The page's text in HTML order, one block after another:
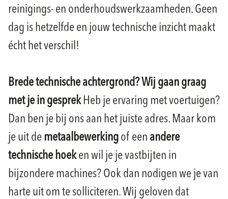
reinigings- en onderhoudswerkzaamheden. Geen
dag is hetzelfde en jouw technische inzicht maakt
écht het verschil!
Brede technische achtergrond? Wij gaan graag
met je in gesprekHeb je ervaring met voertuigen?
Dan ben je bij ons aan het juiste adres. Maar kom
je uit de metaalbewerking of een andere
technische hoeken wil je je vastbijten in
bijzondere machines? Ook dan nodigen we je van
harte uit om te solliciteren. Wij geloven dat